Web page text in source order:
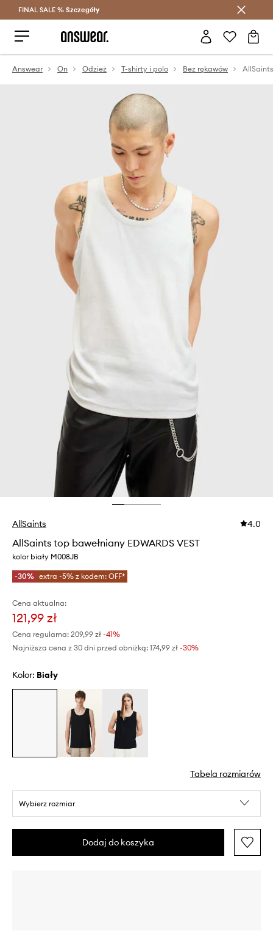
Oszczędzaj z Answear Club >
FINAL SALE % Szczegóły
Answear On Odzież T-shirty i polo Bez rękawów
AllSaints 4.0
AllSaints top bawełniany EDWARDS VEST
kolor biały M008JB
-30% extra -5% z kodem: OFF*
Cena aktualna:
121,99 zł
Cena regularna: 209,99 zł -41%
Najniższa cena z 30 dni przed obniżką: 174,99 zł -30%
Kolor: biały
Tabela rozmiarów
Wybierz rozmiar
Dodaj do koszyka